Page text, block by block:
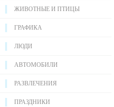
ЖИВОТНЫЕ И ПТИЦЫ
ГРАФИКА
ЛЮДИ
АВТОМОБИЛИ
РАЗВЛЕЧЕНИЯ
ПРАЗДНИКИ